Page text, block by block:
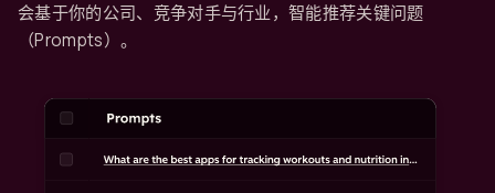
会基于你的公司、竞争对手与行业，智能推荐关键问题
（Prompts）。